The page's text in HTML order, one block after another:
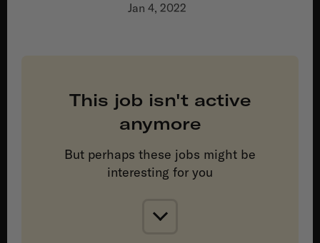
Jan 4, 2022
This job isn't active
anymore
But perhaps these jobs might be
interesting for you